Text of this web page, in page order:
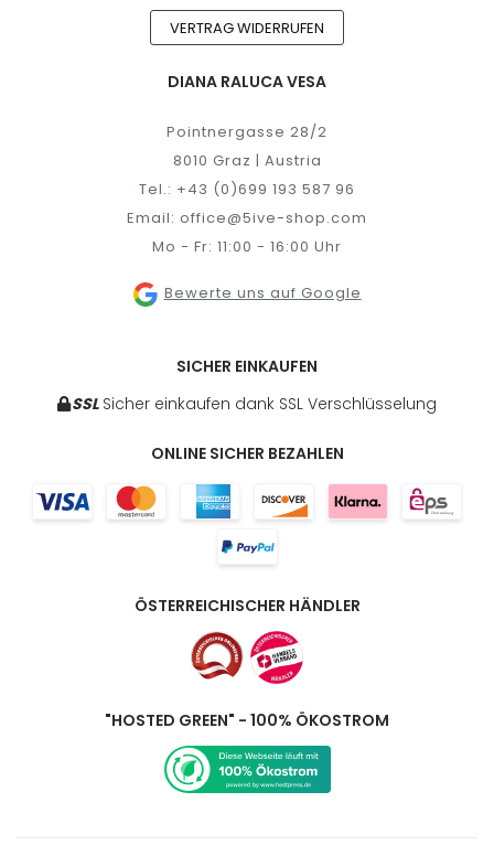
VERTRAG WIDERRUFEN
DIANA RALUCA VESA
Pointnergasse 28/2
8010 Graz | Austria
Tel.: +43 (0)699 193 587 96
Email: office@5ive-shop.com
Mo - Fr: 11:00 - 16:00 Uhr
Bewerte uns auf Google
SICHER EINKAUFEN
SSL Sicher einkaufen dank SSL Verschlüsselung
ONLINE SICHER BEZAHLEN
ÖSTERREICHISCHER HÄNDLER
"HOSTED GREEN" - 100% ÖKOSTROM